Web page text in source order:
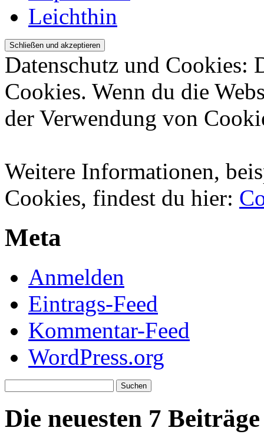
Leichthin
Datenschutz und Cookies:
Cookies. Wenn du die
der Verwendung von
Weitere Informationen,
Cookies, findest du hier:
Meta
Anmelden
Eintrags-Feed
Kommentar-Feed
WordPress.org
nach:
Die neuesten 7 Beiträge